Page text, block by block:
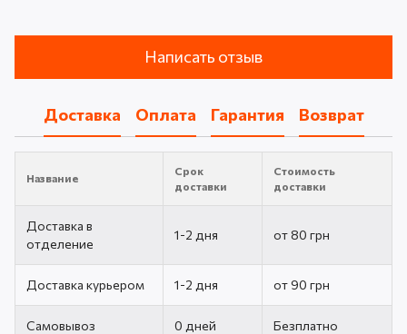
Написать отзыв
Доставка Оплата Гарантия Возврат
Название
Срок
доставки
Стоимость
доставки
Доставка в
отделение
1-2 дня от 80 грн
Доставка курьером 1-2 дня от 90 грн
Самовывоз 0 дней Безплатно